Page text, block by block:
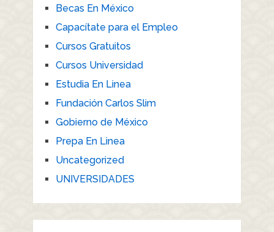
Becas En México
Capacítate para el Empleo
Cursos Gratuitos
Cursos Universidad
Estudia En Linea
Fundación Carlos Slim
Gobierno de México
Prepa En Linea
Uncategorized
UNIVERSIDADES